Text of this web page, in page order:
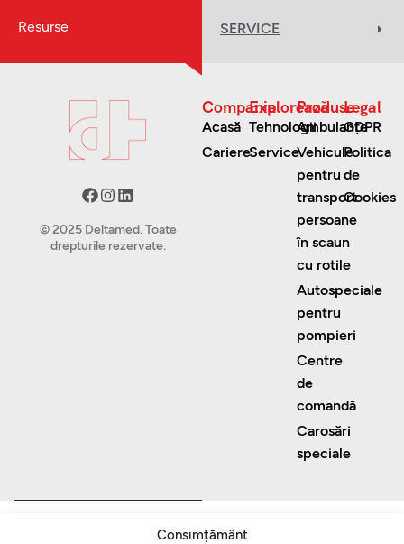
Consimțământ
Resurse SERVICE
© 2025 Deltamed. Toate
drepturile rezervate.
Compania
Acasă
Cariere
Explorează
Tehnologii
Service
Produse
Ambulanțe
Vehicule
pentru
transport
persoane
în scaun
cu rotile
Autospeciale
pentru
pompieri
Centre
de
comandă
Carosări
speciale
Legal
GDPR
Politica
de
Cookies